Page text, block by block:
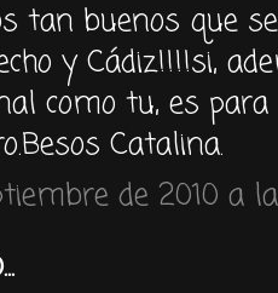
tan buenos que
y Cádiz!!!!si,
como tu, es
Catalina.
de 2010 a